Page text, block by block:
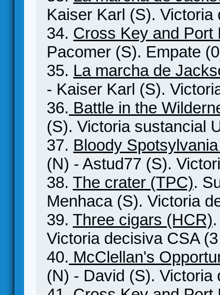
Kaiser Karl (S).
34. Cross Key and Port
Pacomer (S). Empate
35. La marcha de
- Kaiser Karl (S).
36. Battle in the
(S). Victoria sustancial
37. Bloody
(N) - Astud77 (S).
38.The crater (TPC).
Menhaca (S). Victoria
39.Three cigars (HCR)
Victoria decisiva CSA
40. McClellan's
(N) - David (S).